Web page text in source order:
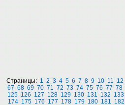
Страницы: 1 2 3 4 5 6 7 8 9 10 11 12
67 68 69 70 71 72 73 74 75 76 77 78
125 126 127 128 129 130 131 132 133
174 175 176 177 178 179 180 181 182